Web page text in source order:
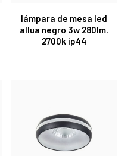
lámpara de mesa led
allua negro 3w 280lm.
2700k ip44